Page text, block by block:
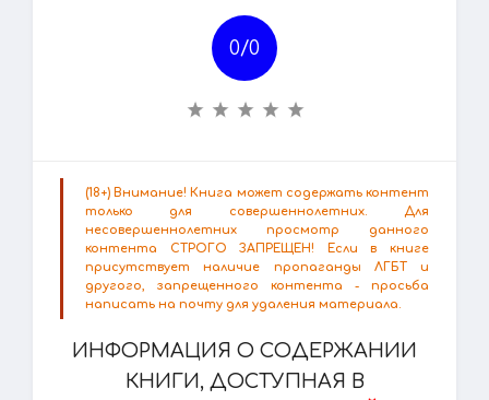
0/0
(18+) Внимание! Книга может содержать контент
только для совершеннолетних. Для
несовершеннолетних просмотр данного
контента СТРОГО ЗАПРЕЩЕН! Если в книге
присутствует наличие пропаганды ЛГБТ и
другого, запрещенного контента - просьба
написать на почту для удаления материала.
ИНФОРМАЦИЯ О СОДЕРЖАНИИ
КНИГИ, ДОСТУПНАЯ В